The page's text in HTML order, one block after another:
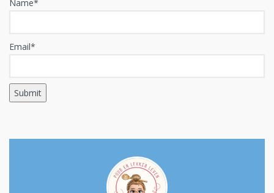
Name*
Email*